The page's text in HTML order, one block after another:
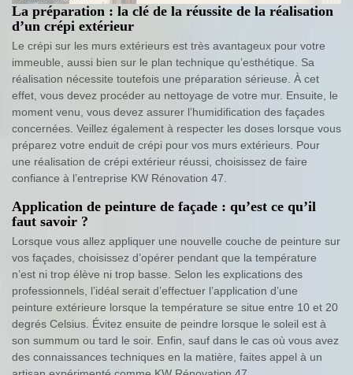
La préparation : la clé de la réussite de la réalisation
d’un crépi extérieur
Le crépi sur les murs extérieurs est très avantageux pour votre
immeuble, aussi bien sur le plan technique qu’esthétique. Sa
réalisation nécessite toutefois une préparation sérieuse. À cet
effet, vous devez procéder au nettoyage de votre mur. Ensuite, le
moment venu, vous devez assurer l’humidification des façades
concernées. Veillez également à respecter les doses lorsque vous
préparez votre enduit de crépi pour vos murs extérieurs. Pour
une réalisation de crépi extérieur réussi, choisissez de faire
confiance à l’entreprise KW Rénovation 47.
Application de peinture de façade : qu’est ce qu’il
faut savoir ?
Lorsque vous allez appliquer une nouvelle couche de peinture sur
vos façades, choisissez d’opérer pendant que la température
n’est ni trop élève ni trop basse. Selon les explications des
professionnels, l’idéal serait d’effectuer l’application d’une
peinture extérieure lorsque la température se situe entre 10 et 20
degrés Celsius. Évitez ensuite de peindre lorsque le soleil est à
son summum ou tard le soir. Enfin, sauf dans le cas où vous avez
des connaissances techniques en la matière, faites appel à un